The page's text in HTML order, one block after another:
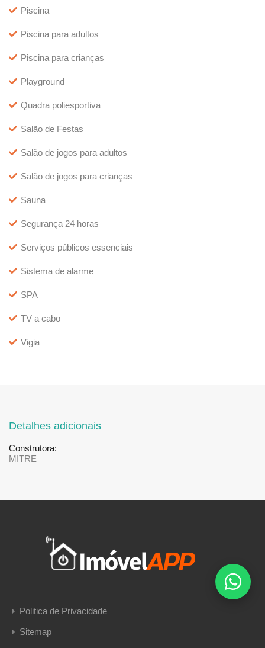
Piscina
Piscina para adultos
Piscina para crianças
Playground
Quadra poliesportiva
Salão de Festas
Salão de jogos para adultos
Salão de jogos para crianças
Sauna
Segurança 24 horas
Serviços públicos essenciais
Sistema de alarme
SPA
TV a cabo
Vigia
Detalhes adicionais
Construtora:
MITRE
Politica de Privacidade
Sitemap